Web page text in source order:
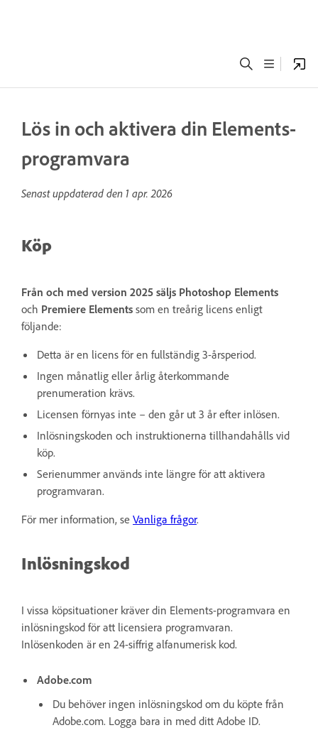
Lös in och aktivera din Elements-
programvara
Senast uppdaterad den 1 apr. 2026
Köp
Från och med version 2025 säljs Photoshop Elements
och Premiere Elements som en treårig licens enligt
följande:
Detta är en licens för en fullständig 3-årsperiod.
Ingen månatlig eller årlig återkommande
prenumeration krävs.
Licensen förnyas inte – den går ut 3 år efter inlösen.
Inlösningskoden och instruktionerna tillhandahålls vid
köp.
Serienummer används inte längre för att aktivera
programvaran.
För mer information, se Vanliga frågor.
Inlösningskod
I vissa köpsituationer kräver din Elements-programvara en
inlösningskod för att licensiera programvaran.
Inlösenkoden är en 24-siffrig alfanumerisk kod.
Adobe.com
Du behöver ingen inlösningskod om du köpte från
Adobe.com. Logga bara in med ditt Adobe ID.